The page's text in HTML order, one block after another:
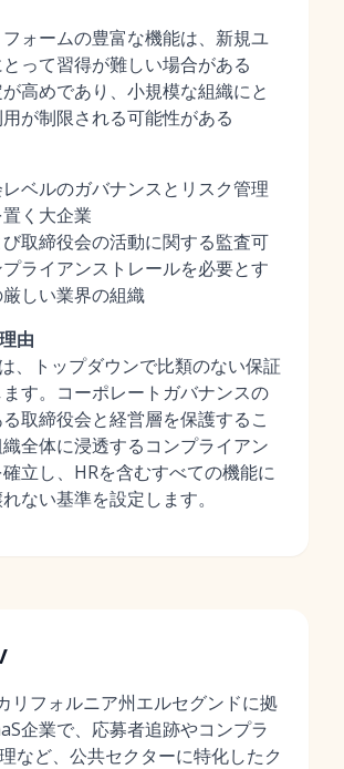
ォームの豊富な機能は、新規ユ
って習得が難しい場合がある
高めであり、小規模な組織にと
が制限される可能性がある
ベルのガバナンスとリスク管理
く大企業
取締役会の活動に関する監査可
ライアンストレールを必要とす
しい業界の組織
由
、トップダウンで比類のない保証
す。コーポレートガバナンスの
取締役会と経営層を保護するこ
全体に浸透するコンプライアン
立し、HRを含むすべての機能に
ない基準を設定します。
リフォルニア州エルセグンドに拠
企業で、応募者追跡やコンプラ
など、公共セクターに特化したク